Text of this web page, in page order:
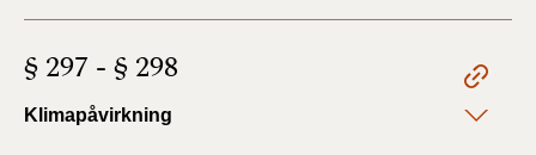
§ 297 - § 298
Klimapåvirkning